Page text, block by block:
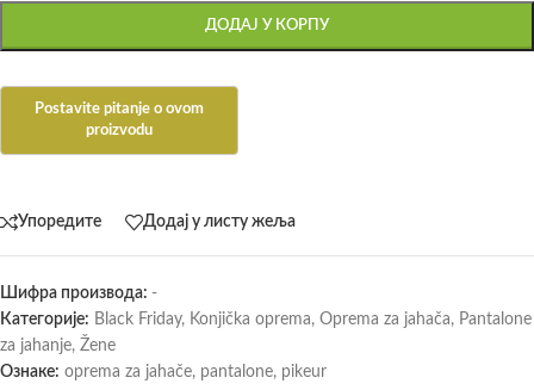
ДОДАЈ У КОРПУ
Упоредите Додај у листу жеља
Шифра производа: -
Категорије: Black Friday, Konjička oprema, Oprema za jahača, Pantalone
za jahanje, Žene
Ознаке: oprema za jahače, pantalone, pikeur